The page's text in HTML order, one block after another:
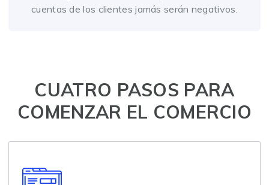
cuentas de los clientes jamás serán negativos.
CUATRO PASOS PARA
COMENZAR EL COMERCIO